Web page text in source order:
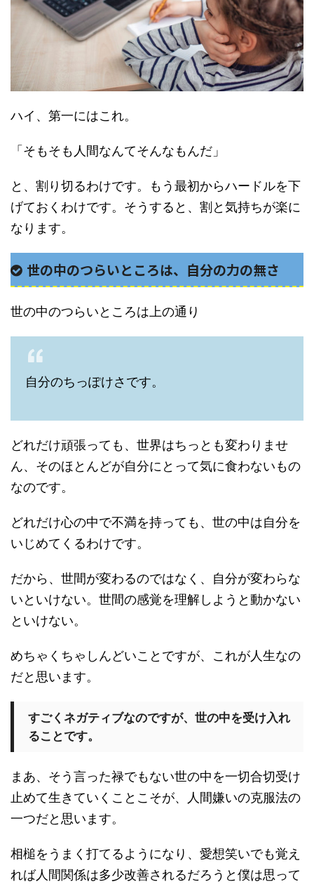
ハイ、第一にはこれ。
「そもそも人間なんてそんなもんだ」
と、割り切るわけです。もう最初からハードルを下
げておくわけです。そうすると、割と気持ちが楽に
なります。
世の中のつらいところは、自分の力の無さ
世の中のつらいところは上の通り
自分のちっぽけさです。
どれだけ頑張っても、世界はちっとも変わりませ
ん、そのほとんどが自分にとって気に食わないもの
なのです。
どれだけ心の中で不満を持っても、世の中は自分を
いじめてくるわけです。
だから、世間が変わるのではなく、自分が変わらな
いといけない。世間の感覚を理解しようと動かない
といけない。
めちゃくちゃしんどいことですが、これが人生なの
だと思います。
すごくネガティブなのですが、世の中を受け入れ
ることです。
まあ、そう言った禄でもない世の中を一切合切受け
止めて生きていくことこそが、人間嫌いの克服法の
一つだと思います。
相槌をうまく打てるようになり、愛想笑いでも覚え
れば人間関係は多少改善されるだろうと僕は思って